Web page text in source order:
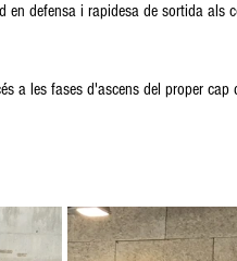
defensa i rapidesa de sortida als
a les fases d'ascens del proper cap